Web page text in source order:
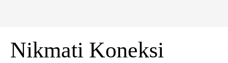
Nikmati Koneksi